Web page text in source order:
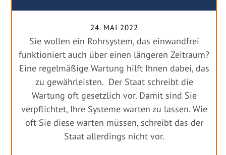
24. MAI 2022
Sie wollen ein Rohrsystem, das einwandfrei
funktioniert auch über einen längeren Zeitraum?
Eine regelmäßige Wartung hilft Ihnen dabei, das
zu gewährleisten. Der Staat schreibt die
Wartung oft gesetzlich vor. Damit sind Sie
verpflichtet, Ihre Systeme warten zu lassen. Wie
oft Sie diese warten müssen, schreibt das der
Staat allerdings nicht vor.